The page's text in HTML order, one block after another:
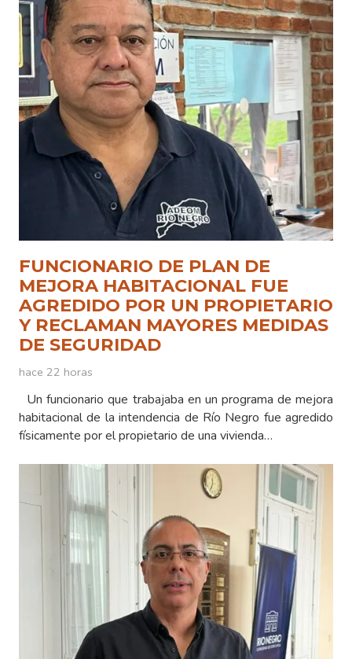
FUNCIONARIO DE PLAN DE
MEJORA HABITACIONAL FUE
AGREDIDO POR UN PROPIETARIO
Y RECLAMAN MAYORES MEDIDAS
DE SEGURIDAD
hace 22 horas
Un funcionario que trabajaba en un programa de mejora
habitacional de la intendencia de Río Negro fue agredido
físicamente por el propietario de una vivienda…